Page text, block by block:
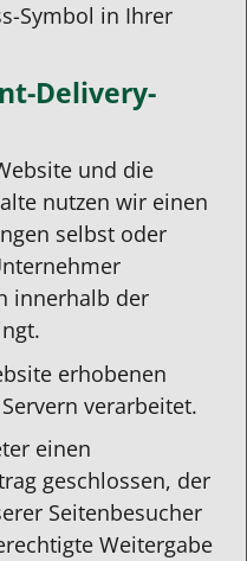
Symbol in Ihrer
Delivery-
und die
nutzen wir einen
selbst oder
innerhalb der
erhobenen
verarbeitet.
einen
geschlossen, der
Seitenbesucher
Weitergabe